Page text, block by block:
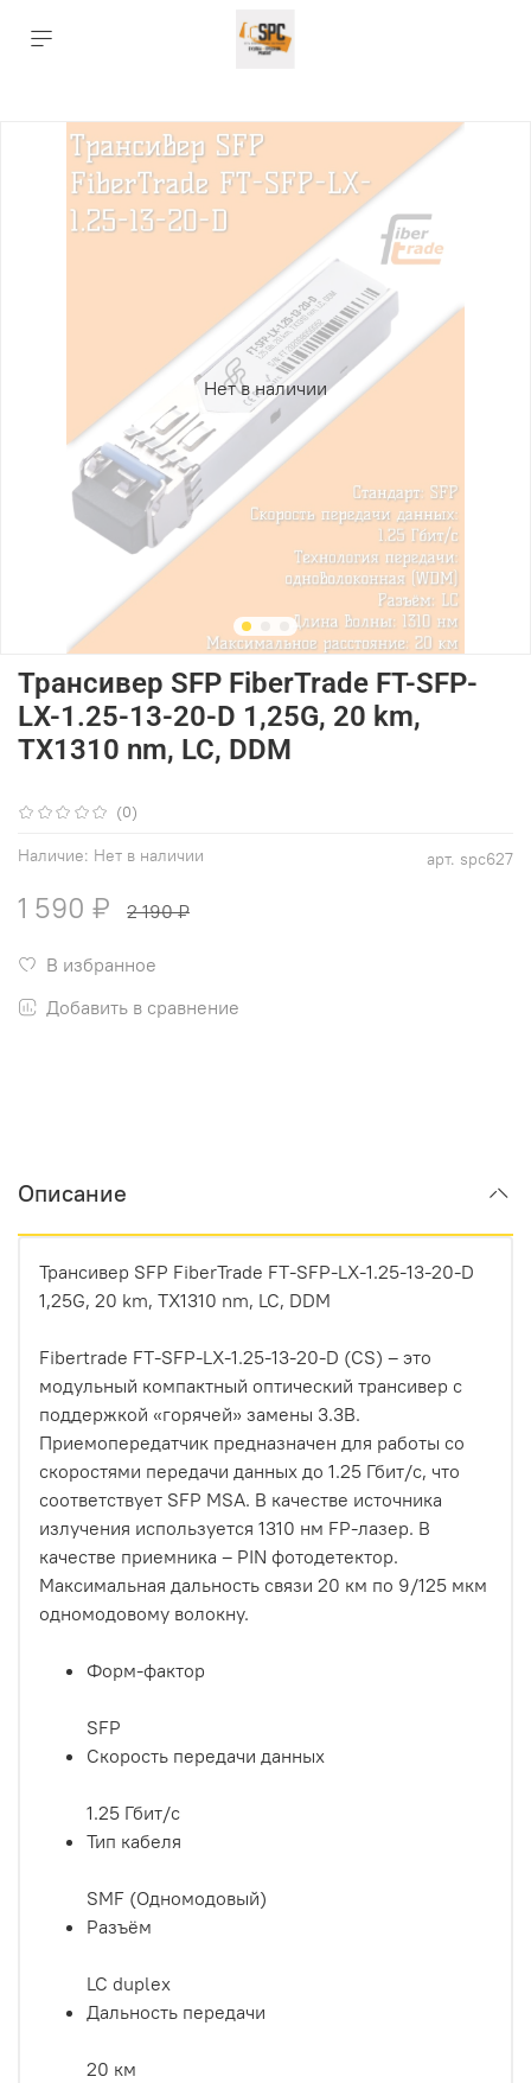
Нет в наличии
(0)
арт. spc627
Наличие: Нет в наличии
Трансивер SFP FiberTrade FT-SFP-
LX-1.25-13-20-D 1,25G, 20 km,
TX1310 nm, LC, DDM
1 590 ₽ 2 190 ₽
В избранное
Добавить в сравнение
Описание
Трансивер SFP FiberTrade FT-SFP-LX-1.25-13-20-D
1,25G, 20 km, TX1310 nm, LC, DDM
Fibertrade FT-SFP-LX-1.25-13-20-D (CS) – это
модульный компактный оптический трансивер с
поддержкой «горячей» замены 3.3В.
Приемопередатчик предназначен для работы со
скоростями передачи данных до 1.25 Гбит/с, что
соответствует SFP MSA. В качестве источника
излучения используется 1310 нм FP-лазер. В
качестве приемника – PIN фотодетектор.
Максимальная дальность связи 20 км по 9/125 мкм
одномодовому волокну.
Форм-фактор
SFP
Скорость передачи данных
1.25 Гбит/с
Тип кабеля
SMF (Одномодовый)
Разъём
LC duplex
Дальность передачи
20 км